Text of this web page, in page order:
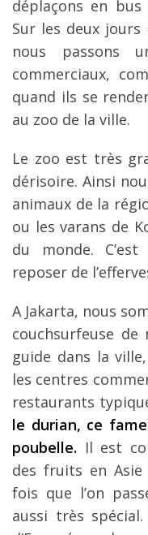
déplaçons en
Sur les deux jours
nous passons
commerciaux,
quand ils se
au zoo de la ville.
Le zoo est très
dérisoire. Ainsi
animaux de la
ou les varans de
du monde.
reposer de
A Jakarta, nous
couchsurfeuse
guide dans la
les centres
restaurants
le durian, ce
poubelle. Il est
des fruits en Asie
fois que l’on
aussi très